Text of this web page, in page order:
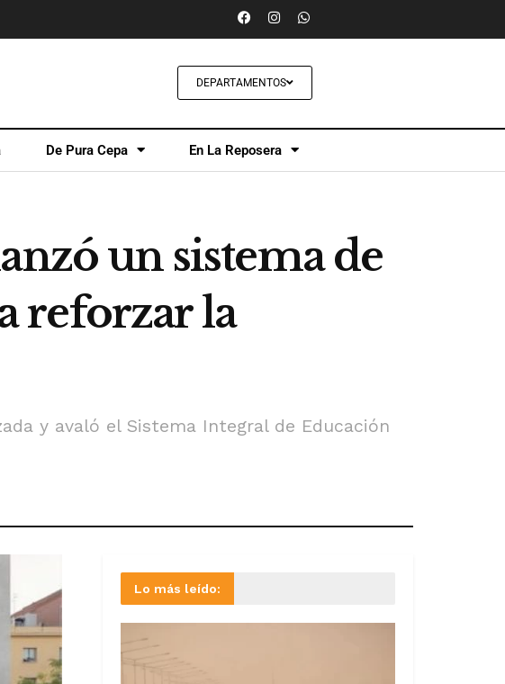
DEPARTAMENTOS
De Pura Cepa En La Reposera
un sistema de
reforzar la
y avaló el Sistema Integral de Educación
Lo más leído: